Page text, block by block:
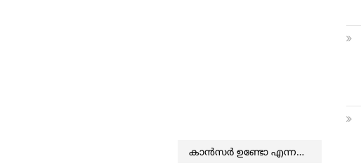
കാന്‍സര്‍ ഉണ്ടോ എന്നറിയാന്‍ നഖം നോക്കിയാല്‍ മതിയെന്ന് വിദഗ്ദ്ധര്‍